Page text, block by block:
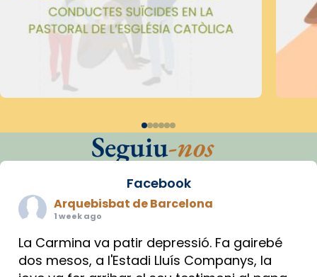
Seguiu-nos
Facebook
Arquebisbat de Barcelona
1 week ago
La Carmina va patir depressió. Fa gairebé
dos mesos, a l'Estadi Lluís Companys, la